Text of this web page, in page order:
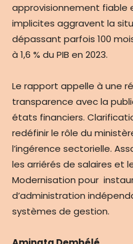
approvisionnement fiable
implicites aggravent la
dépassant parfois 100
à 1,6 % du PIB en 2023.
Le rapport appelle à une
transparence avec la
états financiers.
redéfinir le rôle du
l’ingérence sectorielle.
les arriérés de salaires et
Modernisation pour
d’administration
systèmes de gestion.